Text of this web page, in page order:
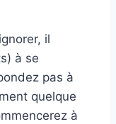
il
à se
pas à
quelque
à